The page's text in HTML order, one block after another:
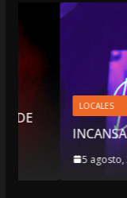
OPINIÓN
INCANSABLE
5 agosto, 2026